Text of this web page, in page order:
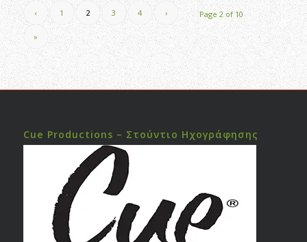
Page 2 of 10
‹ 1 2 3 4 ›
»
Cue Productions – Στούντιο Ηχογράφησης